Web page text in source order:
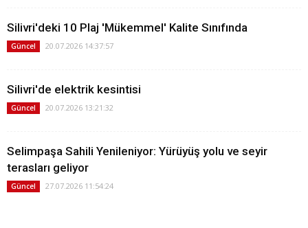
Silivri'deki 10 Plaj 'Mükemmel' Kalite Sınıfında
Güncel 20.07.2026 14:37:57
Silivri'de elektrik kesintisi
Güncel 20.07.2026 13:21:32
Selimpaşa Sahili Yenileniyor: Yürüyüş yolu ve seyir
terasları geliyor
Güncel 27.07.2026 11:54:24